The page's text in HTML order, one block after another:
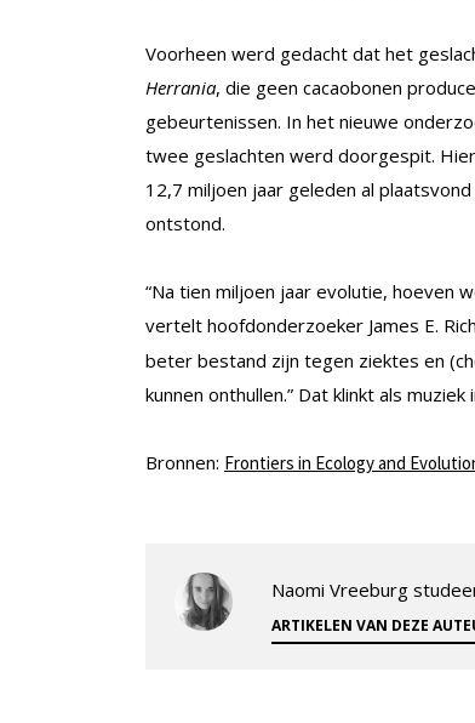
Voorheen werd gedacht dat het
Herrania, die geen cacaobonen
gebeurtenissen. In het nieuwe
twee geslachten werd doorgespit.
12,7 miljoen jaar geleden al
ontstond.
“Na tien miljoen jaar evolutie, hoeven
vertelt hoofdonderzoeker James E.
beter bestand zijn tegen ziektes en
kunnen onthullen.” Dat klinkt als muziek
Bronnen: Frontiers in Ecology and
Naomi Vreeburg
ARTIKELEN VAN DEZE